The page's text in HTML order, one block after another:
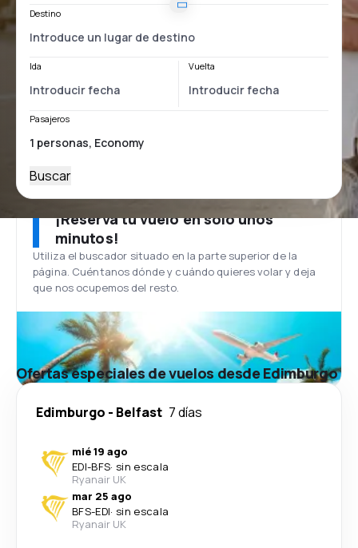
Destino
Ida Vuelta
Pasajeros
Buscar
¡Reserva tu vuelo en solo unos
minutos!
Utiliza el buscador situado en la parte superior de la
página. Cuéntanos dónde y cuándo quieres volar y deja
que nos ocupemos del resto.
Ofertas especiales de vuelos desde Edimburgo
Edimburgo - Belfast 7 días
mié 19 ago
EDI-BFS· sin escala
Ryanair UK
mar 25 ago
BFS-EDI· sin escala
Ryanair UK